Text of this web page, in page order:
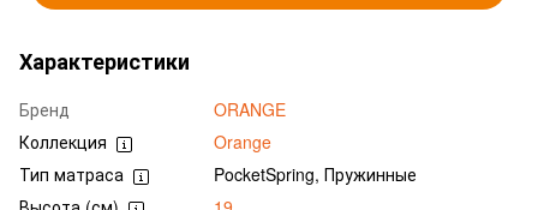
Характеристики
Бренд
ORANGE
Коллекция
Orange
Тип матраса
PocketSpring, Пружинные